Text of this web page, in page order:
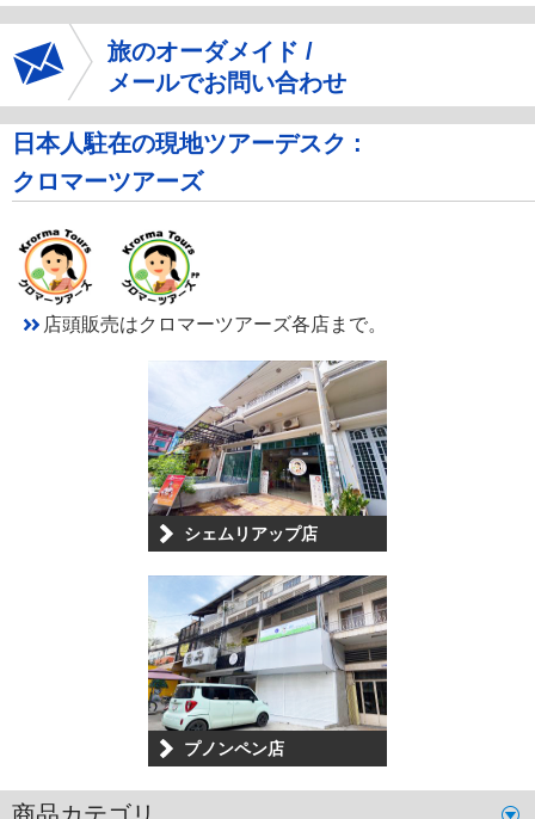
旅のオーダメイド /
メールでお問い合わせ
日本人駐在の現地ツアーデスク :
クロマーツアーズ
店頭販売はクロマーツアーズ各店まで。
シェムリアップ店
プノンペン店